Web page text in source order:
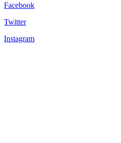
Facebook
Twitter
Instagram